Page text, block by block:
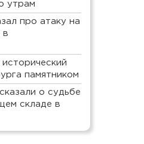
утрам
про атаку на
в
памятником
о судьбе
складе в